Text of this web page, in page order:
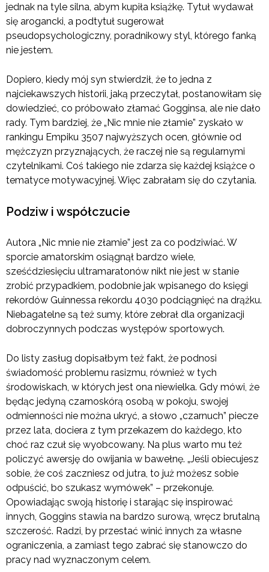
jednak na tyle silna, abym kupiła książkę. Tytuł wydawał
się arogancki, a podtytuł sugerował
pseudopsychologiczny, poradnikowy styl, którego fanką
nie jestem.
Dopiero, kiedy mój syn stwierdził, że to jedna z
najciekawszych historii, jaką przeczytał, postanowiłam się
dowiedzieć, co próbowało złamać Gogginsa, ale nie dało
rady. Tym bardziej, że „Nic mnie nie złamie” zyskało w
rankingu Empiku 3507 najwyższych ocen, głównie od
mężczyzn przyznających, że raczej nie są regularnymi
czytelnikami. Coś takiego nie zdarza się każdej książce o
tematyce motywacyjnej. Więc zabrałam się do czytania.
Podziw i współczucie
Autora „Nic mnie nie złamie” jest za co podziwiać. W
sporcie amatorskim osiągnął bardzo wiele,
sześćdziesięciu ultramaratonów nikt nie jest w stanie
zrobić przypadkiem, podobnie jak wpisanego do księgi
rekordów Guinnessa rekordu 4030 podciągnięć na drążku.
Niebagatelne są też sumy, które zebrał dla organizacji
dobroczynnych podczas występów sportowych.
Do listy zasług dopisałbym też fakt, że podnosi
świadomość problemu rasizmu, również w tych
środowiskach, w których jest ona niewielka. Gdy mówi, że
będąc jedyną czarnoskórą osobą w pokoju, swojej
odmienności nie można ukryć, a słowo „czarnuch” piecze
przez lata, dociera z tym przekazem do każdego, kto
choć raz czuł się wyobcowany. Na plus warto mu też
policzyć awersję do owijania w bawełnę. „Jeśli obiecujesz
sobie, że coś zaczniesz od jutra, to już możesz sobie
odpuścić, bo szukasz wymówek” – przekonuje.
Opowiadając swoją historię i starając się inspirować
innych, Goggins stawia na bardzo surową, wręcz brutalną
szczerość. Radzi, by przestać winić innych za własne
ograniczenia, a zamiast tego zabrać się stanowczo do
pracy nad wyznaczonym celem.